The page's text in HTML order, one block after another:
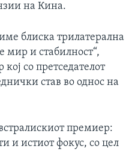
на Кина.
блиска трилатерална
мир и стабилност“,
со претседателот
став во однос на
премиер:
и истиот фокус, со цел